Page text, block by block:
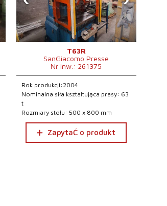
T63R
SanGiacomo Presse
Nr inw.: 261375
Rok produkcji:2004
Nominalna siła kształtująca prasy: 63
t
Rozmiary stołu: 500 x 800 mm
ZapytaĆ o produkt